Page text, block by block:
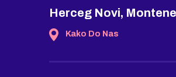
Herceg Novi,
Kako Do Nas